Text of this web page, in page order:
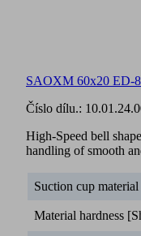
SAOXM 60x20 ED-
Číslo dílu.:
High-Speed bell
handling of smooth
Suction cup material
Material hardness